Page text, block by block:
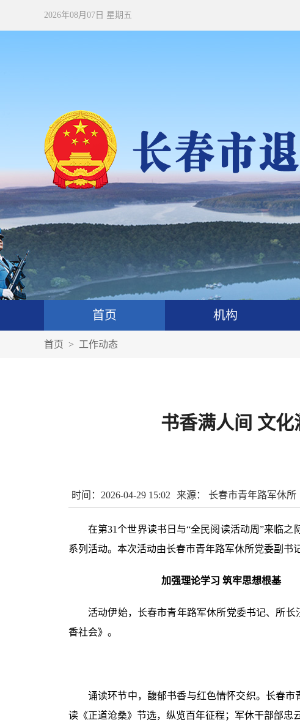
2026年08月07日 星期五
首页 机构
首页 > 工作动态
书香满人间 文
时间：2026-04-29 15:02 来源： 长春市青年路军休所
在第31个世界读书日与“全民阅读活动周”来临
系列活动。本次活动由长春市青年路军休所党委副书
加强理论学习 筑牢思想根基
活动伊始，长春市青年路军休所党委书记、所
香社会》。
诵读环节中，馥郁书香与红色情怀交织。长春
读《正道沧桑》节选，纵览百年征程；军休干部邰